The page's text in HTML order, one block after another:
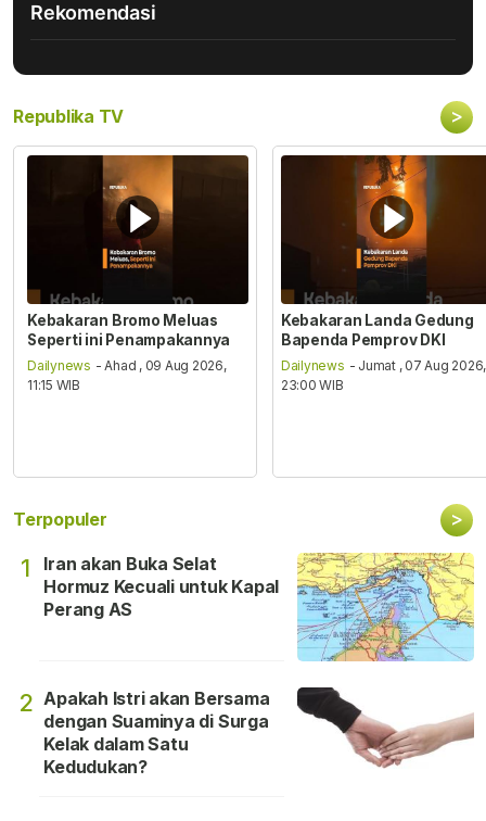
Rekomendasi
Republika TV >
Kebakaran Bromo Meluas
Seperti ini Penampakannya
Dailynews - Ahad , 09 Aug 2026,
11:15 WIB
Kebakaran Landa Gedung
Bapenda Pemprov DKI
Dailynews - Jumat , 07 Aug 2026,
23:00 WIB
Terpopuler >
1
Iran akan Buka Selat
Hormuz Kecuali untuk Kapal
Perang AS
2 Apakah Istri akan Bersama
dengan Suaminya di Surga
Kelak dalam Satu
Kedudukan?